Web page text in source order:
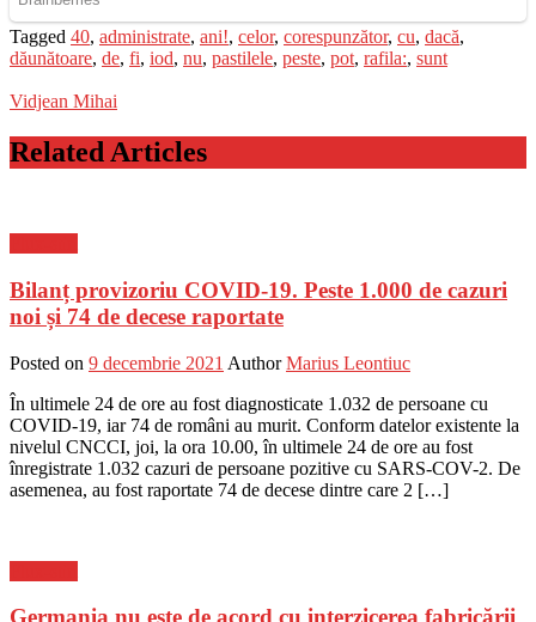
Tagged 40, administrate, ani!, celor, corespunzător, cu, dacă,
dăunătoare, de, fi, iod, nu, pastilele, peste, pot, rafila:, sunt
Vidjean Mihai
Related Articles
Bilanț provizoriu COVID-19. Peste 1.000 de cazuri
noi și 74 de decese raportate
Posted on 9 decembrie 2021 Author Marius Leontiuc
În ultimele 24 de ore au fost diagnosticate 1.032 de persoane cu
COVID-19, iar 74 de români au murit. Conform datelor existente la
nivelul CNCCI, joi, la ora 10.00, în ultimele 24 de ore au fost
înregistrate 1.032 cazuri de persoane pozitive cu SARS-COV-2. De
asemenea, au fost raportate 74 de decese dintre care 2 […]